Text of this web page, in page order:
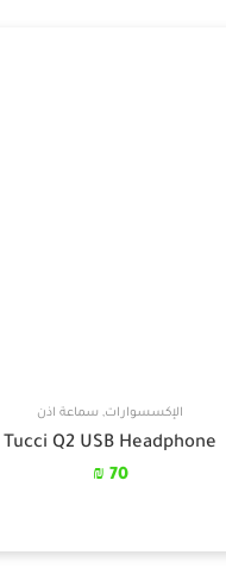
الإكسسوارات, سماعة اذن
Tucci Q2 USB Headphone
70
₪